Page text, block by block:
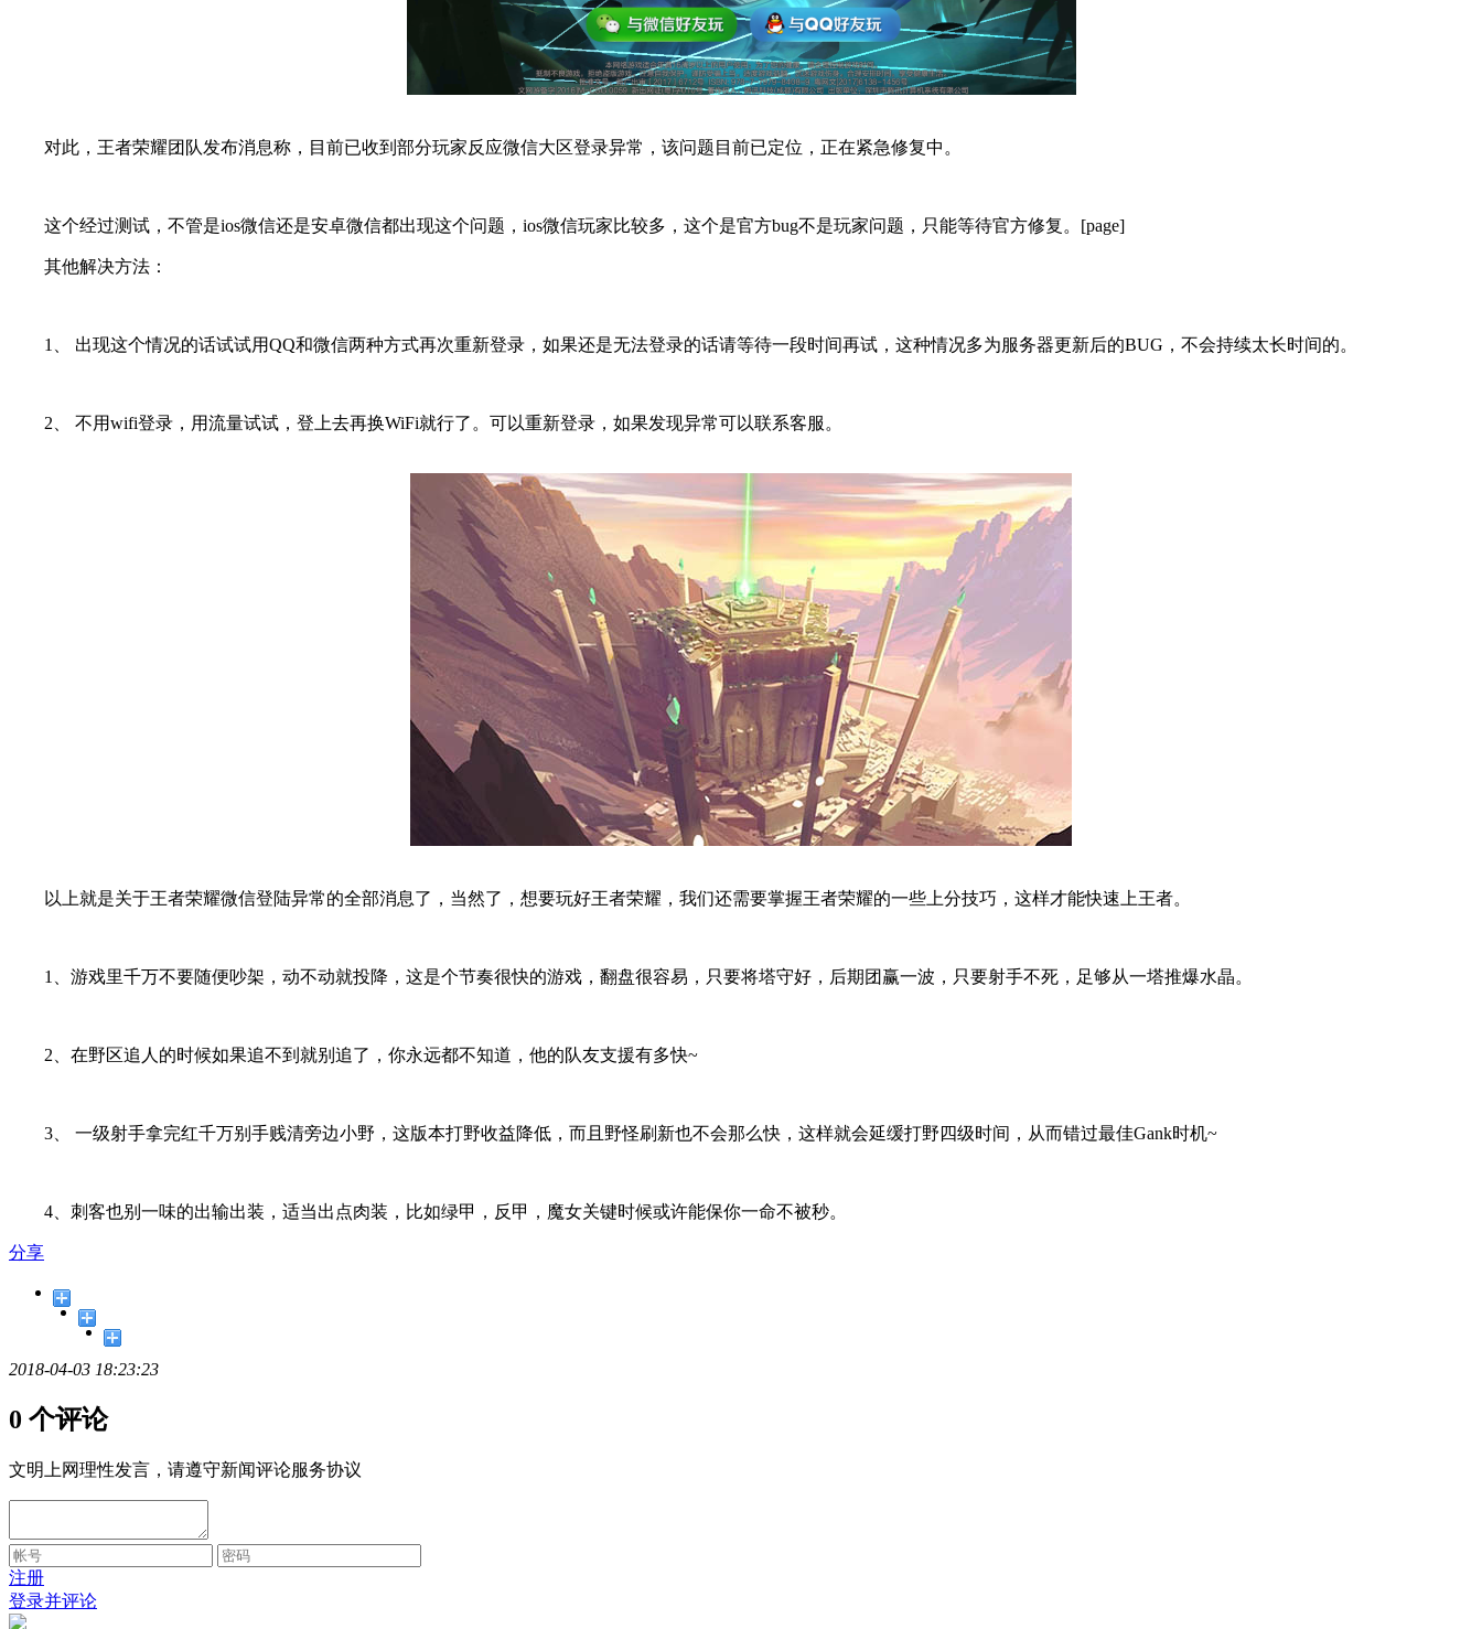
对此，王者荣耀团队发布消息称，目前已收到部分玩家反应微信大区登录异常，该问题目前已定位，正在紧急修复中。
这个经过测试，不管是ios微信还是安卓微信都出现这个问题，ios微信玩家比较多，这个是官方bug不是玩家问题，只能等待官方修复。[page]
其他解决方法：
1、 出现这个情况的话试试用QQ和微信两种方式再次重新登录，如果还是无法登录的话请等待一段时间再试，这种情况多为服务器更新后的BUG，不会持续太长时间的。
2、 不用wifi登录，用流量试试，登上去再换WiFi就行了。可以重新登录，如果发现异常可以联系客服。
以上就是关于王者荣耀微信登陆异常的全部消息了，当然了，想要玩好王者荣耀，我们还需要掌握王者荣耀的一些上分技巧，这样才能快速上王者。
1、游戏里千万不要随便吵架，动不动就投降，这是个节奏很快的游戏，翻盘很容易，只要将塔守好，后期团赢一波，只要射手不死，足够从一塔推爆水晶。
2、在野区追人的时候如果追不到就别追了，你永远都不知道，他的队友支援有多快~
3、 一级射手拿完红千万别手贱清旁边小野，这版本打野收益降低，而且野怪刷新也不会那么快，这样就会延缓打野四级时间，从而错过最佳Gank时机~
4、刺客也别一味的出输出装，适当出点肉装，比如绿甲，反甲，魔女关键时候或许能保你一命不被秒。
分享
2018-04-03 18:23:23
0 个评论
文明上网理性发言，请遵守新闻评论服务协议
注册
登录并评论